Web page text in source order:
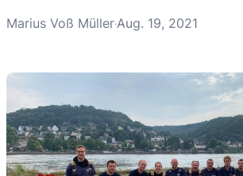
Marius Voß Müller·Aug. 19, 2021